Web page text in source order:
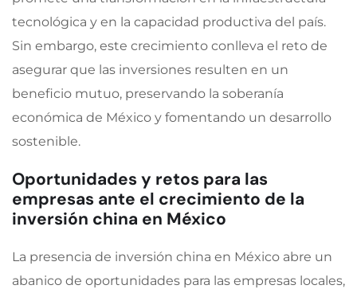
tecnológica y en la capacidad productiva del país.
Sin embargo, este crecimiento conlleva el reto de
asegurar que las inversiones resulten en un
beneficio mutuo, preservando la soberanía
económica de México y fomentando un desarrollo
sostenible.
Oportunidades y retos para las
empresas ante el crecimiento de la
inversión china en México
La presencia de inversión china en México abre un
abanico de oportunidades para las empresas locales,